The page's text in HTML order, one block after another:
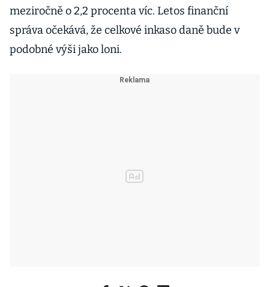
meziročně o 2,2 procenta víc. Letos finanční
správa očekává, že celkové inkaso daně bude v
podobné výši jako loni.